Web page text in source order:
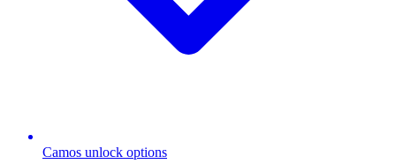
Camos unlock options